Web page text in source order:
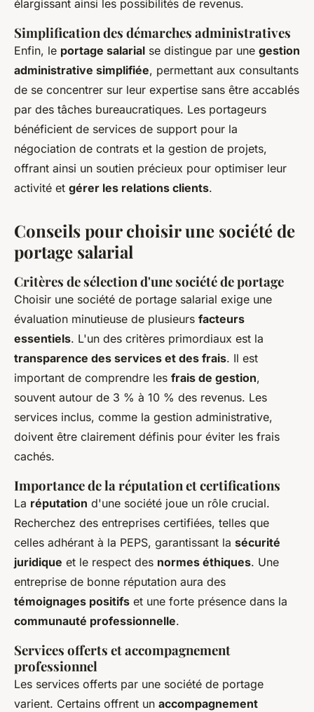
élargissant ainsi les possibilités de revenus.
Simplification des démarches administratives
Enfin, le portage salarial se distingue par une gestion
administrative simplifiée, permettant aux consultants
de se concentrer sur leur expertise sans être accablés
par des tâches bureaucratiques. Les portageurs
bénéficient de services de support pour la
négociation de contrats et la gestion de projets,
offrant ainsi un soutien précieux pour optimiser leur
activité et gérer les relations clients.
Conseils pour choisir une société de
portage salarial
Critères de sélection d'une société de portage
Choisir une société de portage salarial exige une
évaluation minutieuse de plusieurs facteurs
essentiels. L'un des critères primordiaux est la
transparence des services et des frais. Il est
important de comprendre les frais de gestion,
souvent autour de 3 % à 10 % des revenus. Les
services inclus, comme la gestion administrative,
doivent être clairement définis pour éviter les frais
cachés.
Importance de la réputation et certifications
La réputation d'une société joue un rôle crucial.
Recherchez des entreprises certifiées, telles que
celles adhérant à la PEPS, garantissant la sécurité
juridique et le respect des normes éthiques. Une
entreprise de bonne réputation aura des
témoignages positifs et une forte présence dans la
communauté professionnelle.
Services offerts et accompagnement
professionnel
Les services offerts par une société de portage
varient. Certains offrent un accompagnement